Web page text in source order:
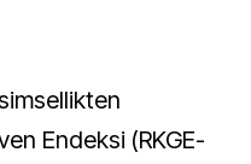
Endeksi (RKGE-